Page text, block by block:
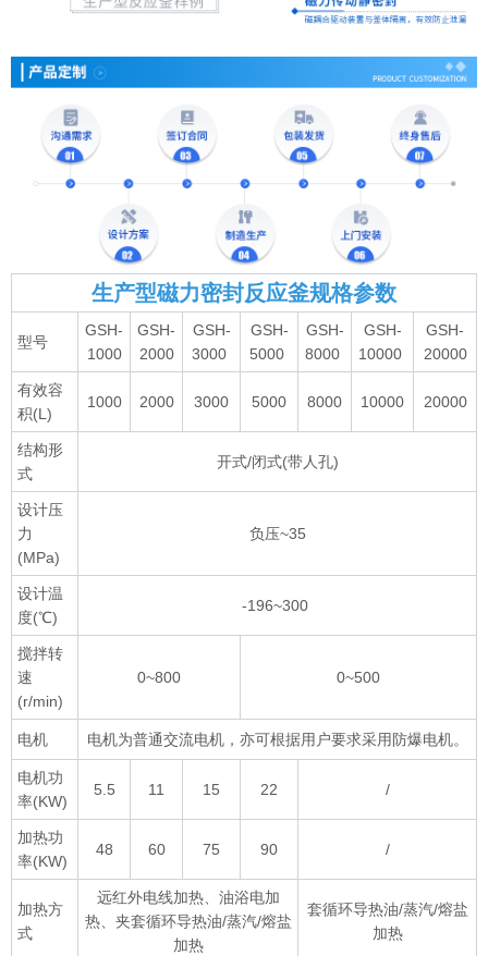
生产型磁力密封反应釜规格参数
型号
GSH-
1000
GSH-
2000
GSH-
3000
GSH-
5000
GSH-
8000
GSH-
10000
GSH-
20000
有效容
积(L)
1000 2000 3000 5000 8000 10000 20000
结构形
式
开式/闭式(带人孔)
设计压
力
(MPa)
负压~35
设计温
度(℃)
-196~300
搅拌转
速
(r/min)
0~800 0~500
电机 电机为普通交流电机，亦可根据用户要求采用防爆电机。
电机功
率(KW)
5.5 11 15 22 /
加热功
率(KW)
48 60 75 90 /
加热方
式
远红外电线加热、油浴电加
热、夹套循环导热油/蒸汽/熔盐
加热
套循环导热油/蒸汽/熔盐
加热